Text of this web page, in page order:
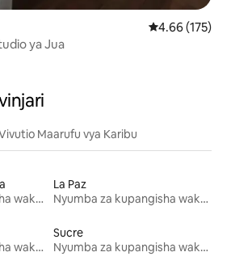
Ukadiriaji wa
4.66 (175)
ya Jua
Maarufu vya Karibu
Nyumba za kupangisha wakati wa likizo
La Paz
Nyumba za kupangisha wakati wa likizo
Nyumba za kupangisha wakati wa likizo
Sucre
Nyumba za kupangisha wakati wa likizo